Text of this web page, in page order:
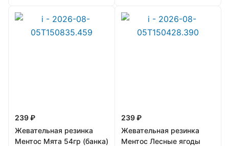
239 ₽
Жевательная резинка
Ментос Мята 54гр (банка)
239 ₽
Жевательная резинка
Ментос Лесные ягоды